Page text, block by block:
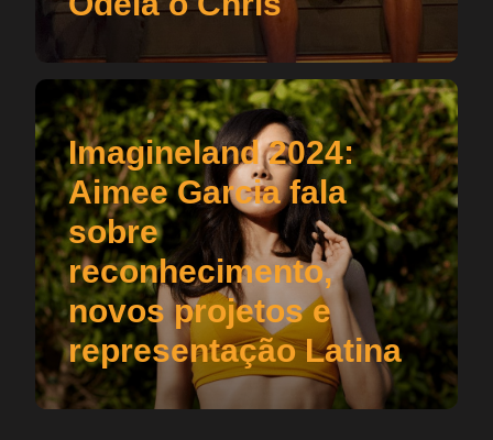
Imagineland 2024:
Aimee Garcia fala
sobre
reconhecimento,
novos projetos e
representação Latina